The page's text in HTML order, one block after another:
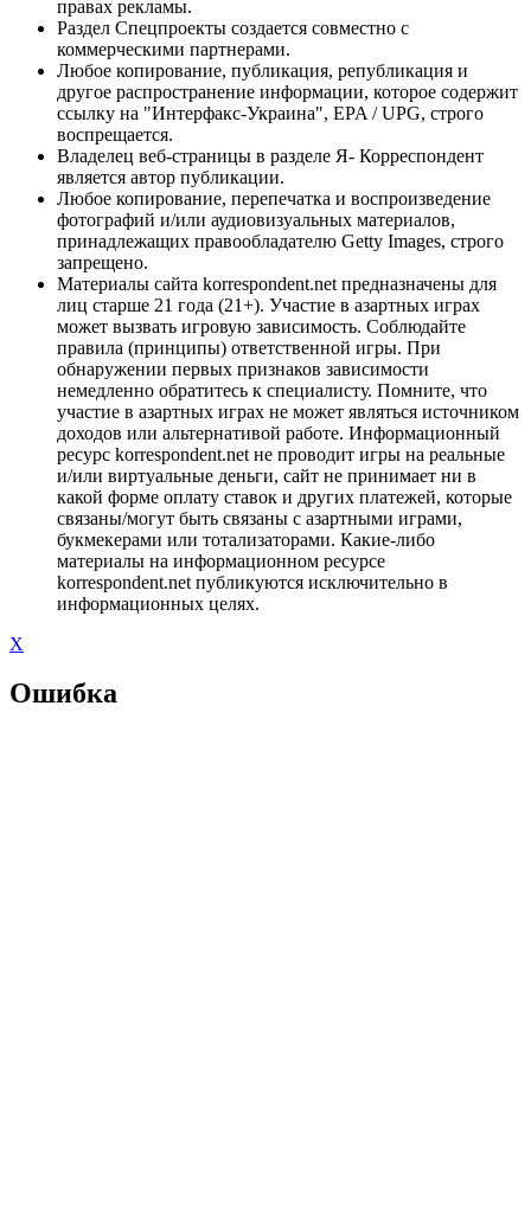
правах рекламы.
Раздел Спецпроекты создается совместно с
коммерческими партнерами.
Любое копирование, публикация, републикация и
другое распространение информации, которое содержит
ссылку на "Интерфакс-Украина", EPA / UPG, строго
воспрещается.
Владелец веб-страницы в разделе Я- Корреспондент
является автор публикации.
Любое копирование, перепечатка и воспроизведение
фотографий и/или аудиовизуальных материалов,
принадлежащих правообладателю Getty Images, строго
запрещено.
Материалы сайта korrespondent.net предназначены для
лиц старше 21 года (21+). Участие в азартных играх
может вызвать игровую зависимость. Соблюдайте
правила (принципы) ответственной игры. При
обнаружении первых признаков зависимости
немедленно обратитесь к специалисту. Помните, что
участие в азартных играх не может являться источником
доходов или альтернативой работе. Информационный
ресурс korrespondent.net не проводит игры на реальные
и/или виртуальные деньги, сайт не принимает ни в
какой форме оплату ставок и других платежей, которые
связаны/могут быть связаны с азартными играми,
букмекерами или тотализаторами. Какие-либо
материалы на информационном ресурсе
korrespondent.net публикуются исключительно в
информационных целях.
X
Ошибка